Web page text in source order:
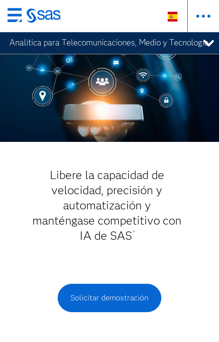
Ir
al
contenido
principal
Analítica para Telecomunicaciones, Medio y Tecnología
Libere la capacidad de
velocidad, precisión y
automatización y
manténgase competitivo con
IA de SAS ®
Solicitar demostración